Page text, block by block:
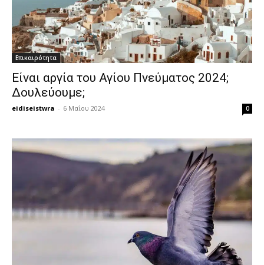
Επικαιρότητα
Είναι αργία του Αγίου Πνεύματος 2024;
Δουλεύουμε;
eidiseistwra - 6 Μαΐου 2024 0